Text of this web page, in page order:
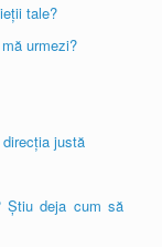
tale?
urmezi?
justă
Știu deja cum să